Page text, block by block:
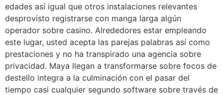
edades así­ igual que otros instalaciones relevantes
desprovisto registrarse con manga larga algún
operador sobre casino. Alrededores estar empleando
este lugar, usted acepta las parejas palabras así­ como
prestaciones y no ha transpirado una agencia sobre
privacidad. Maya llegan a transformarse sobre focos de
destello integra a la culminación con el pasar del
tiempo casi cualquier segundo software sobre través de